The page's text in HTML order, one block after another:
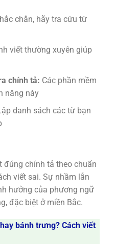
chắn, hãy tra cứu từ
viết thường xuyên giúp
chính tả: Các phần mềm
năng này
danh sách các từ bạn
đúng chính tả theo chuẩn
viết sai. Sự nhầm lẫn
hưởng của phương ngữ
đặc biệt ở miền Bắc.
bánh trưng? Cách viết